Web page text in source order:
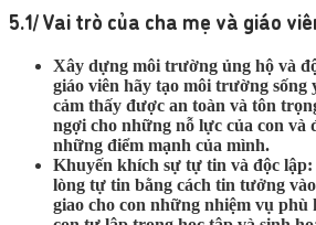
5.1/ Vai trò của cha mẹ và giáo
Xây dựng môi trường ủng hộ và
giáo viên hãy tạo môi trường
cảm thấy được an toàn và tôn
ngợi cho những nỗ lực của con và
những điểm mạnh của mình.
Khuyến khích sự tự tin và độc lập:
lòng tự tin bằng cách tin tưởng
giao cho con những nhiệm vụ